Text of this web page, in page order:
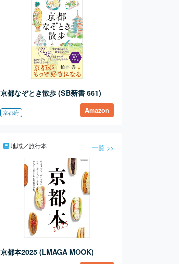
京都なぞとき散歩 (SB新書 661)
京都府 Amazon
地域／旅行本 一覧 >>
京都本2025 (LMAGA MOOK)